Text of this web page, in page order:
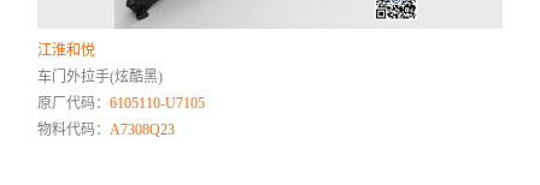
江淮和悦
车门外拉手(炫酷黑)
原厂代码：6105110-U7105
物料代码：A7308Q23